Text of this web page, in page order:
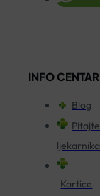
INFO CENTAR
Blog
Pitajte
ljekarnika
Kartice